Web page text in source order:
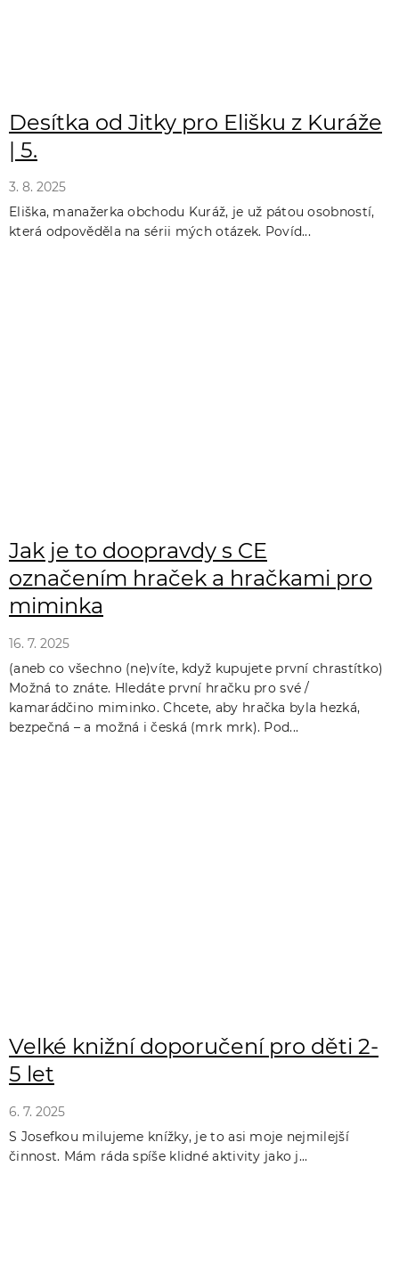
Desítka od Jitky pro Elišku z Kuráže
| 5.
3. 8. 2025
Eliška, manažerka obchodu Kuráž, je už pátou osobností,
která odpověděla na sérii mých otázek. Povíd...
Jak je to doopravdy s CE
označením hraček a hračkami pro
miminka
16. 7. 2025
(aneb co všechno (ne)víte, když kupujete první chrastítko)
Možná to znáte. Hledáte první hračku pro své /
kamarádčino miminko. Chcete, aby hračka byla hezká,
bezpečná – a možná i česká (mrk mrk). Pod...
Velké knižní doporučení pro děti 2-
5 let
6. 7. 2025
S Josefkou milujeme knížky, je to asi moje nejmilejší
činnost. Mám ráda spíše klidné aktivity jako j...